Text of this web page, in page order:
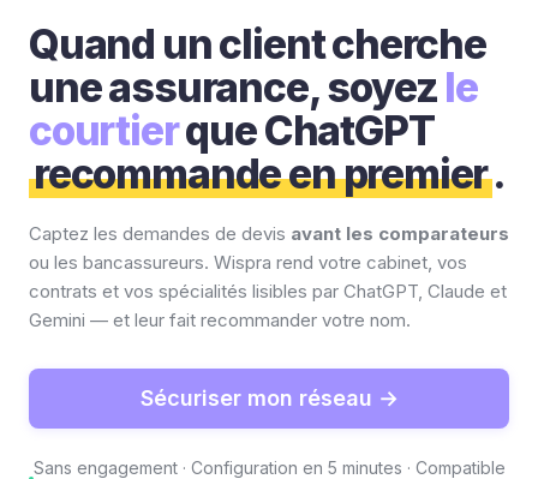
Quand un client cherche
une assurance, soyezle
courtierque ChatGPT
recommande en premier.
Captez les demandes de devis avant les comparateurs
ou les bancassureurs. Wispra rend votre cabinet, vos
contrats et vos spécialités lisibles par ChatGPT, Claude et
Gemini — et leur fait recommander votre nom.
Sécuriser mon réseau →
Sans engagement · Configuration en 5 minutes · Compatible